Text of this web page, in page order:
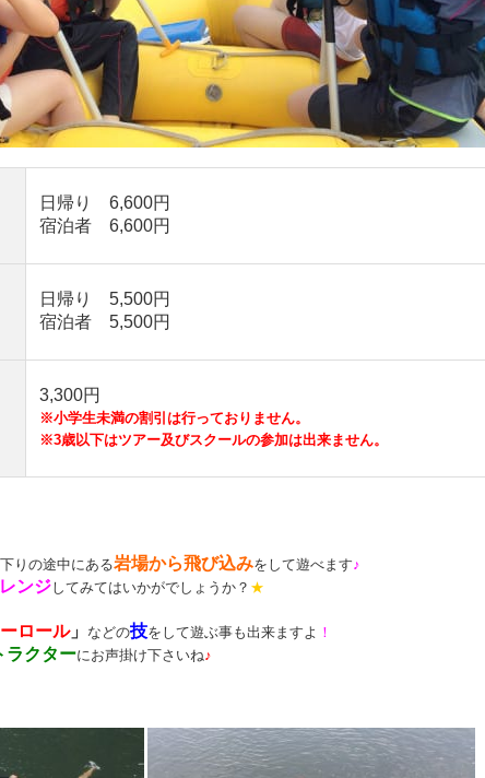
日帰り 6,600円
宿泊者 6,600円
日帰り 5,500円
宿泊者 5,500円
3,300円
※小学生未満の割引は行っておりません。
※3歳以下はツアー及びスクールの参加は出来ません。
りの途中にある岩場から飛び込みをして遊べます♪
ンジしてみてはいかがでしょうか？ ★
ロール」 などの技をして遊ぶ事も出来ますよ ！
ラクターにお声掛け下さいね♪